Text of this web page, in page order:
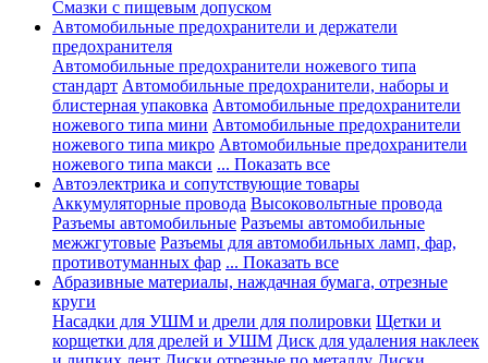
Смазки с пищевым допуском
Автомобильные предохранители и держатели
предохранителя
Автомобильные предохранители ножевого типа
стандарт Автомобильные предохранители, наборы и
блистерная упаковка Автомобильные предохранители
ножевого типа мини Автомобильные предохранители
ножевого типа микро Автомобильные предохранители
ножевого типа макси ... Показать все
Автоэлектрика и сопутствующие товары
Аккумуляторные провода Высоковольтные провода
Разъемы автомобильные Разъемы автомобильные
межжгутовые Разъемы для автомобильных ламп, фар,
противотуманных фар ... Показать все
Абразивные материалы, наждачная бумага, отрезные
круги
Насадки для УШМ и дрели для полировки Щетки и
корщетки для дрелей и УШМ Диск для удаления наклеек